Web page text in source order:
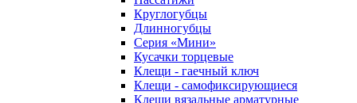
Круглогубцы
Длинногубцы
Серия «Мини»
Кусачки торцевые
Клещи - гаечный ключ
Клещи - самофиксирующиеся
Клещи вязальные арматурные